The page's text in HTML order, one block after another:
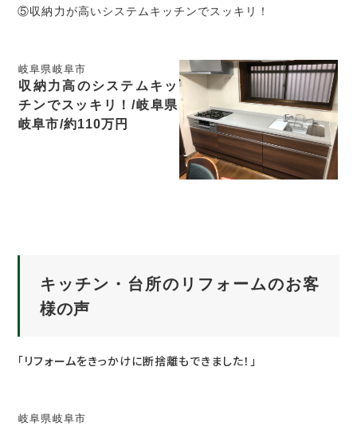
⑤収納力が高いシステムキッチンでスッキリ！
岐阜県岐阜市
収納力高のシステムキッ
チンでスッキリ！/岐阜県
岐阜市/約110万円
キッチン・台所のリフォームのお客
様の声
「リフォームをきっかけに断捨離もできました！」
岐阜県岐阜市